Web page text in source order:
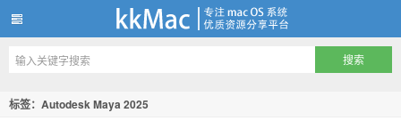
kkMac
标签：Autodesk Maya 2025